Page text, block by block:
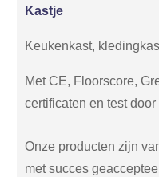
Kastje
Keukenkast,
Met CE, Floorscore,
certificaten en test
Onze producten zijn
met succes